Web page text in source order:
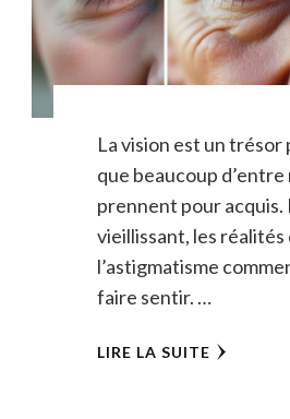
La vision est un trésor
que beaucoup d’entre
prennent pour acquis.
vieillissant, les réalités
l’astigmatisme
faire sentir. …
LIRE LA SUITE